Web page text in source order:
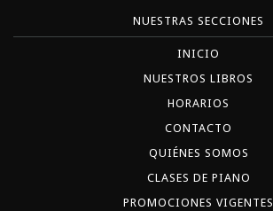
NUESTRAS SECCIONES
INICIO
NUESTROS LIBROS
HORARIOS
CONTACTO
QUIÉNES SOMOS
CLASES DE PIANO
PROMOCIONES VIGENTES